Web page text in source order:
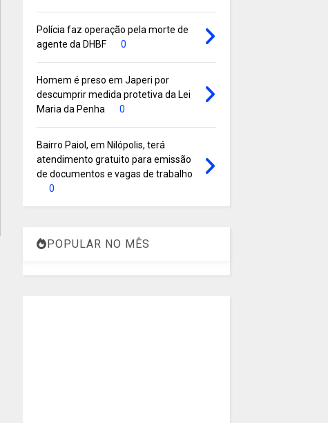
Polícia faz operação pela morte de
agente da DHBF
0
Homem é preso em Japeri por
descumprir medida protetiva da Lei
Maria da Penha
0
Bairro Paiol, em Nilópolis, terá
atendimento gratuito para emissão
de documentos e vagas de trabalho
0
POPULAR NO MÊS